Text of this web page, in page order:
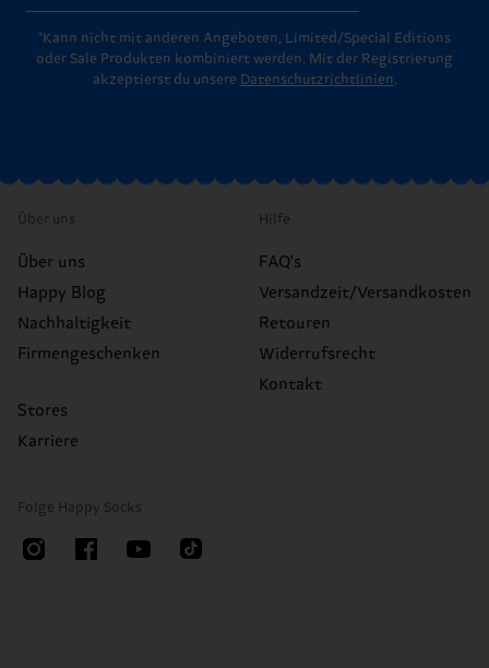
*Kann nicht mit anderen Angeboten, Limited/Special Editions
oder Sale Produkten kombiniert werden. Mit der Registrierung
akzeptierst du unsere Datenschutzrichtlinien.
Über uns
Über uns
Happy Blog
Nachhaltigkeit
Firmengeschenken
Stores
Karriere
Hilfe
FAQ's
Versandzeit/Versandkosten
Retouren
Widerrufsrecht
Kontakt
Folge Happy Socks